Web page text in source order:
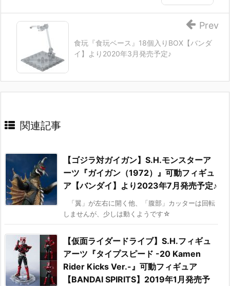
食玩『食玩ベース』18個入りBOX【バンダ
イ】より2020年3月発売予定♪
Prev
関連記事
【ゴジラ対ガイガン】S.H.モンスターア
ーツ『ガイガン（1972）』可動フィギュ
ア【バンダイ】より2023年7月発売予定♪
「翼」が左右に開く他、「腹部」カッターは回転
しませんが、少しは動くようです☆
【仮面ライダードライブ】S.H.フィギュ
アーツ『タイプスピード -20 Kamen
Rider Kicks Ver.-』可動フィギュア
【BANDAI SPIRITS】2019年1月発売予